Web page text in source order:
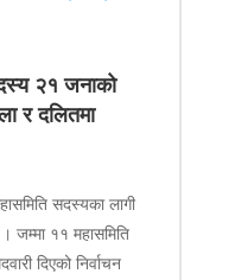
२१ जनाको
र दलितमा
सदस्यका लागी
जम्मा ११ महासमिति
दिएको निर्वाचन